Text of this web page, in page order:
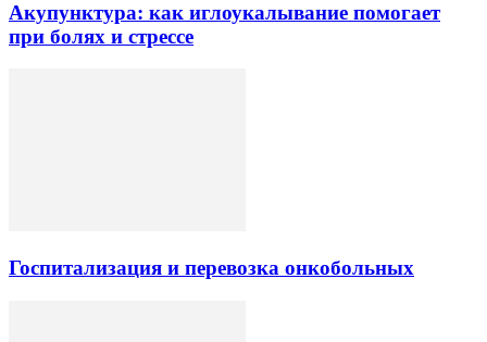
Акупунктура: как иглоукалывание помогает
при болях и стрессе
Госпитализация и перевозка онкобольных